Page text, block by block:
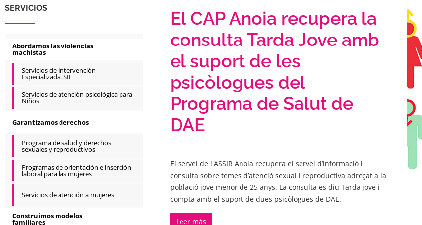
SERVICIOS
Abordamos las violencias
machistas
Servicios de Intervención
Especializada. SIE
Servicios de atención psicológica para
Niños
Garantizamos derechos
Programa de salud y derechos
sexuales y reproductivos
Programas de orientación e inserción
laboral para las mujeres
Servicios de atención a mujeres
Construimos modelos
familiares
El CAP Anoia recupera la
consulta Tarda Jove amb
el suport de les
psicòlogues del
Programa de Salut de
DAE
El servei de l'ASSIR Anoia recupera el servei d’informació i
consulta sobre temes d’atenció sexual i reproductiva adreçat a la
població jove menor de 25 anys. La consulta es diu Tarda jove i
compta amb el suport de dues psicòlogues de DAE.
Leer más